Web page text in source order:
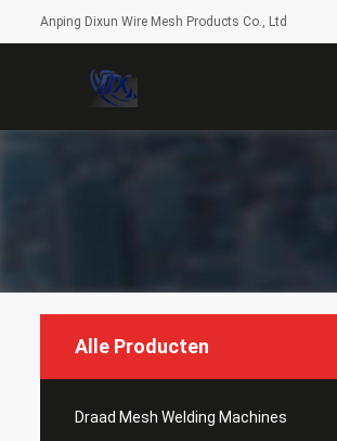
Anping Dixun Wire Mesh Products Co., Ltd
Alle Producten
Draad Mesh Welding Machines